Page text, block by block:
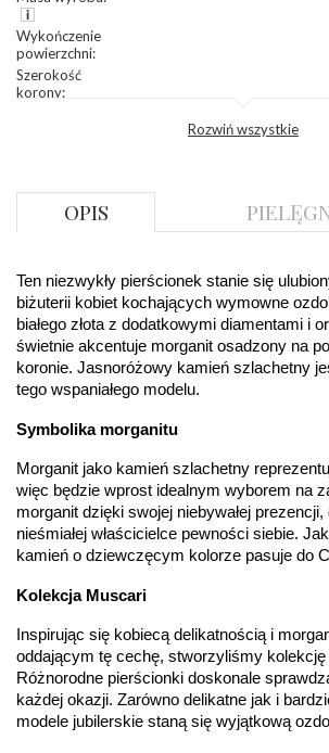
Wykończenie
powierzchni:
Szerokość
korony:
Szerokość szyny
Kamień:
Szlif:
Liczba
diamentów:
Liczba
diamentów
(łącznie):
Masa
diamentów
Barwa:
Czystość:
POZOSTAŁE KAMIENIE
kamieni:
Szlif kamieni:
Masa kamieni
(łącznie):
INNE PARAMETRY
Rozwiń wszystkie
OPIS
Ten niezwykły pierścionek stanie się
biżuterii kobiet kochających wymowne
białego złota z dodatkowymi diamentami i
świetnie akcentuje morganit osadzony na
koronie. Jasnoróżowy kamień szlachetny
tego wspaniałego modelu.
Symbolika morganitu
Morganit jako kamień szlachetny
więc będzie wprost idealnym wyborem na
morganit dzięki swojej niebywałej prezencji,
nieśmiałej właścicielce pewności siebie.
kamień o dziewczęcym kolorze pasuje do
Kolekcja Muscari
Inspirując się kobiecą delikatnością i
oddającym tę cechę, stworzyliśmy
Różnorodne pierścionki doskonale
każdej okazji. Zarówno delikatne jak i
modele jubilerskie staną się wyjątkową